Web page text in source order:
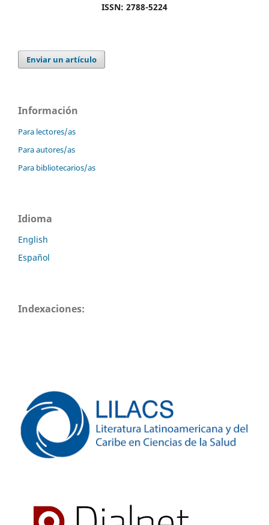
ISSN: 2788-5224
Enviar un artículo
Información
Para lectores/as
Para autores/as
Para bibliotecarios/as
Idioma
English
Español
Indexaciones: